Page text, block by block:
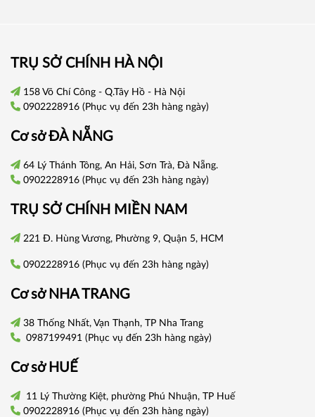
TRỤ SỞ CHÍNH HÀ NỘI
158 Võ Chí Công - Q.Tây Hồ - Hà Nội
0902228916(Phục vụ đến 23h hàng ngày)
Cơ sởĐÀ NẴNG
64 Lý Thánh Tông, An Hải, Sơn Trà, Đà Nẵng.
0902228916(Phục vụ đến 23h hàng ngày)
TRỤ SỞ CHÍNH MIỀN NAM
221 Đ. Hùng Vương, Phường 9, Quận 5, HCM
0902228916(Phục vụ đến 23h hàng ngày)
Cơ sởNHA TRANG
38 Thống Nhất, Vạn Thạnh, TP Nha Trang
0987199491 (Phục vụ đến 23h hàng ngày)
Cơ sởHUẾ
11 Lý Thường Kiệt, phường Phú Nhuận, TP Huế
0902228916(Phục vụ đến 23h hàng ngày)